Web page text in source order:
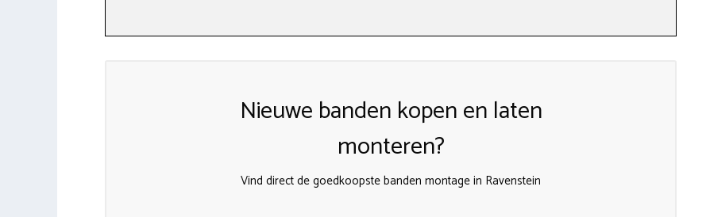
Nieuwe banden kopen en laten
monteren?
Vind direct de goedkoopste banden montage in Ravenstein